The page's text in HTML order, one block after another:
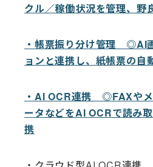
クル／稼働状況を管理、野
・帳票振り分け管理 ◎AI
ョンと連携し、紙帳票の自
・AI OCR連携 ◎FAXやメ
ータなどをAI OCRで読み
携